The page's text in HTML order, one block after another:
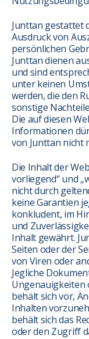
Junttan gestattet
Ausdruck von
persönlichen
Junttan dienen
und sind
unter keinen
werden, die den
sonstige
Die auf diesen
Informationen
von Junttan nicht
Die Inhalt der
vorliegend“ und
nicht durch
keine Garantien
konkludent, im
und
Inhalt gewährt.
Seiten oder der
von Viren oder
Jegliche
Ungenauigkeiten
behält sich vor,
Inhalten
behält sich das
oder den Zugriff